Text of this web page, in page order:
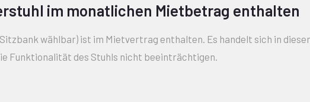
im monatlichen Mietbetrag enthalten
wählbar) ist im Mietvertrag enthalten. Es handelt sich in
Funktionalität des Stuhls nicht beeinträchtigen.